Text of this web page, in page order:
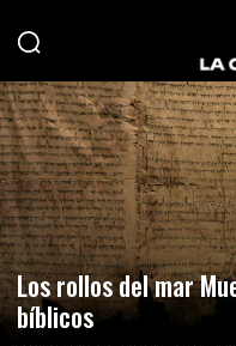
Los rollos del mar
bíblicos